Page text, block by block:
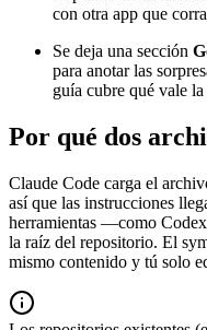
con otra app que
Se deja una sección
para anotar las
guía cubre qué vale la
Por qué dos
Claude Code carga el
así que las instrucciones
herramientas —como
la raíz del repositorio. El
mismo contenido y tú solo